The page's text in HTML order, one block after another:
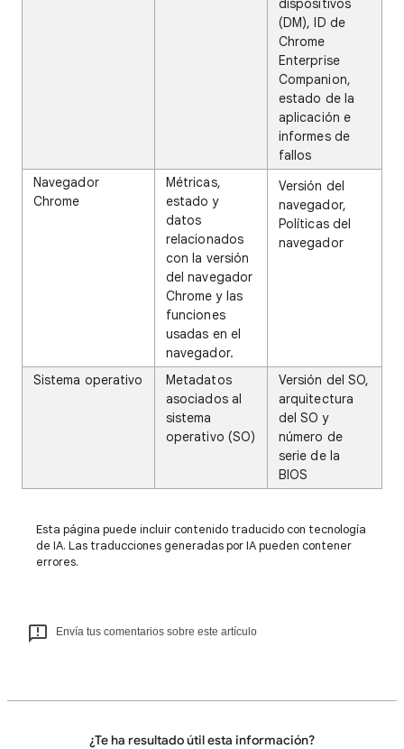
dispositivos
(DM), ID de
Chrome
Enterprise
Companion,
estado de la
aplicación e
informes de
fallos
Navegador
Chrome
Métricas,
estado y
datos
relacionados
con la versión
del navegador
Chrome y las
funciones
usadas en el
navegador.
Versión del
navegador,
Políticas del
navegador
Sistema operativo
Metadatos
asociados al
sistema
operativo (SO)
Versión del SO,
arquitectura
del SO y
número de
serie de la
BIOS
Esta página puede incluir contenido traducido con tecnología
de IA. Las traducciones generadas por IA pueden contener
errores.
Envía tus comentarios sobre este artículo
¿Te ha resultado útil esta información?